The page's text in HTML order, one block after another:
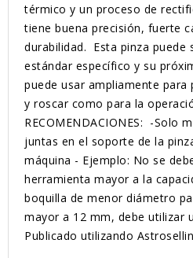
térmico y un proceso de
tiene buena precisión, fuerte
durabilidad. Esta pinza puede
estándar específico y su
puede usar ampliamente
y roscar como para la
RECOMENDACIONES: -Solo
juntas en el soporte de la
máquina - Ejemplo: No se
herramienta mayor a la
boquilla de menor diámetro
mayor a 12 mm, debe utilizar
Publicado utilizando